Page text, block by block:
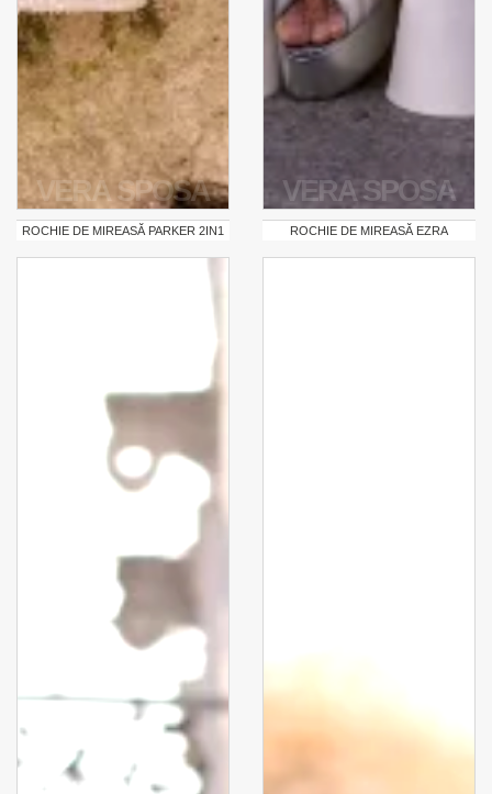
VERA SPOSA
ROCHIE DE MIREASĂ PARKER 2IN1
VERA SPOSA
ROCHIE DE MIREASĂ EZRA